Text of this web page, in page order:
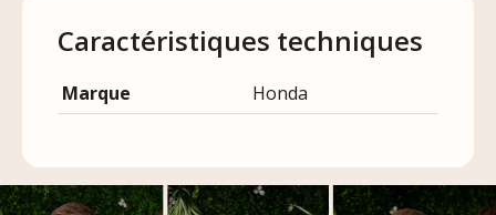
Caractéristiques techniques
Marque Honda